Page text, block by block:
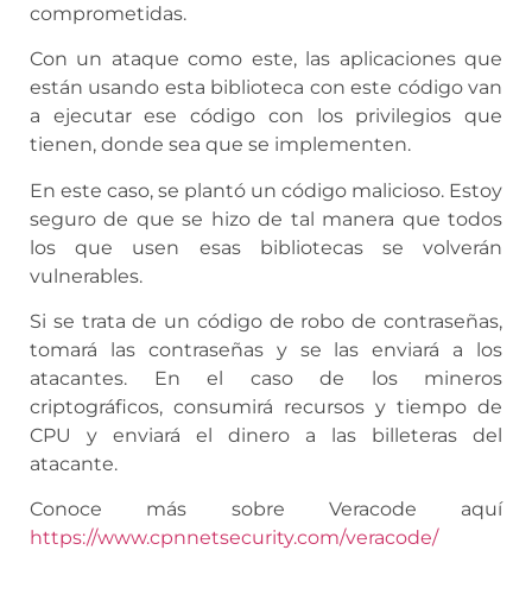
comprometidas.
Con un ataque como este, las aplicaciones que
están usando esta biblioteca con este código van
a ejecutar ese código con los privilegios que
tienen, donde sea que se implementen.
En este caso, se plantó un código malicioso. Estoy
seguro de que se hizo de tal manera que todos
los que usen esas bibliotecas se volverán
vulnerables.
Si se trata de un código de robo de contraseñas,
tomará las contraseñas y se las enviará a los
atacantes. En el caso de los mineros
criptográficos, consumirá recursos y tiempo de
CPU y enviará el dinero a las billeteras del
atacante.
Conoce más sobre Veracode aquí
https://www.cpnnetsecurity.com/veracode/